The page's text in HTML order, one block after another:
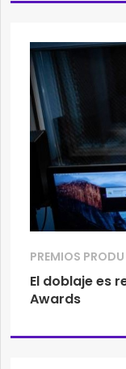
PREMIOS PRODU
El doblaje es
Awards